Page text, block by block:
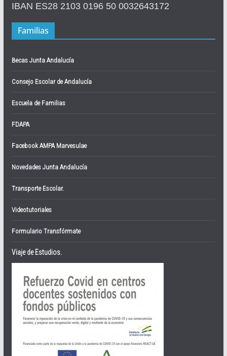
IBAN ES28 2103 0196 50 0032643172
Familias
Becas Junta Andalucía
Consejo Escolar de Andalucía
Escuela de Familias
FDAPA
Facebook AMPA Marvesulae
Novedades Junta Andalucía
Transporte Escolar.
Videotutoriales
Formulario Transfórmate
Viaje de Estudios.